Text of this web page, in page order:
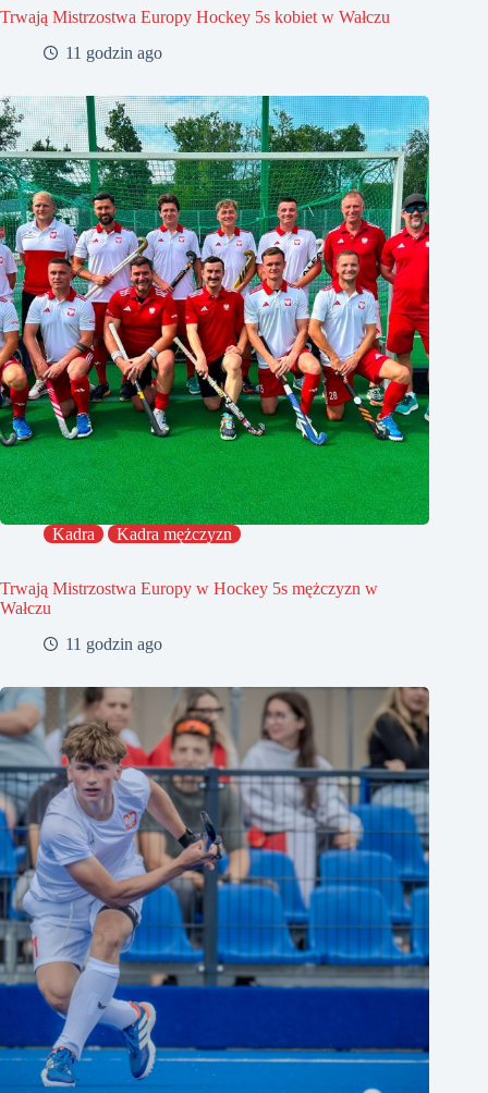
Trwają Mistrzostwa Europy Hockey 5s kobiet w Wałczu
11 godzin ago
Kadra Kadra mężczyzn
Trwają Mistrzostwa Europy w Hockey 5s mężczyzn w
Wałczu
11 godzin ago